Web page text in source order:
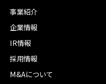
事業紹介
企業情報
IR情報
採用情報
M&Aについて